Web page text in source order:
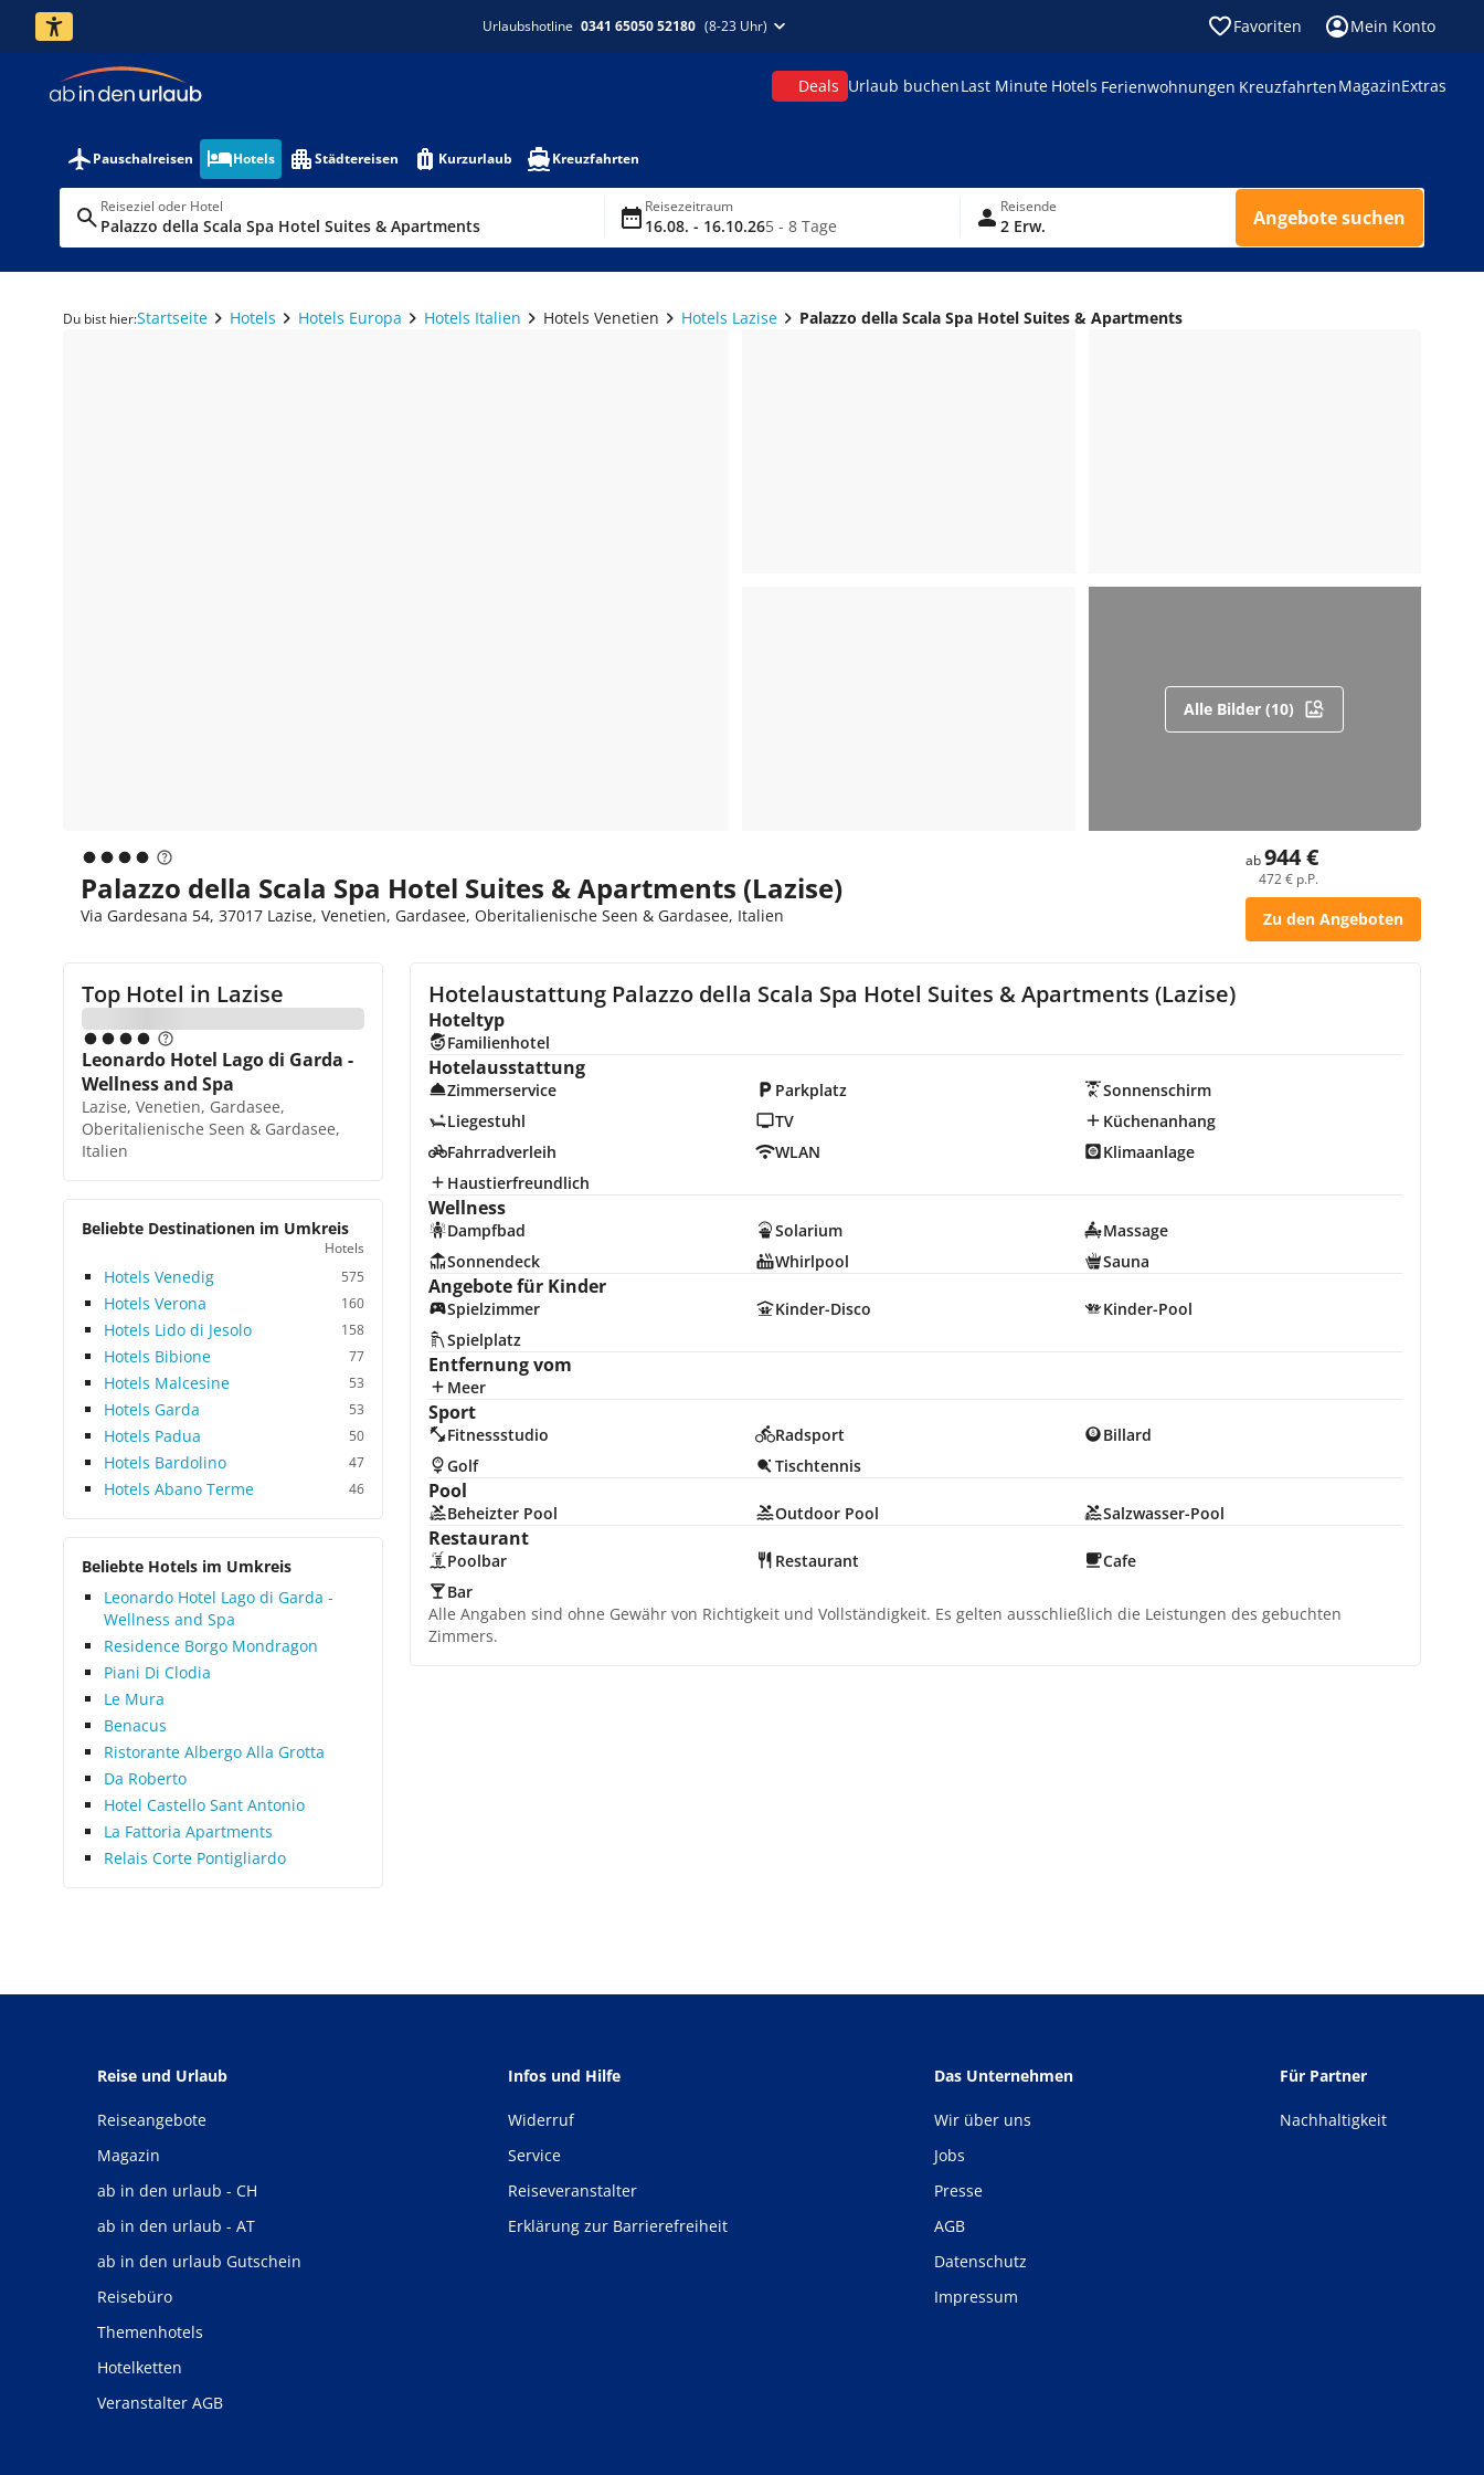
Urlaubshotline 0341 65050 52180 (8-23 Uhr) Favoriten Mein Konto
Deals Urlaub buchenLast Minute Hotels Ferienwohnungen KreuzfahrtenMagazinExtras
Pauschalreisen Hotels Städtereisen Kurzurlaub Kreuzfahrten
Reiseziel oder Hotel
Palazzo della Scala Spa Hotel Suites & Apartments
Reisezeitraum
16.08. - 16.10.265 - 8 Tage
Reisende
2 Erw. Angebote suchen
Du bist hier:Startseite Hotels Hotels Europa Hotels Italien Hotels Venetien Hotels Lazise Palazzo della Scala Spa Hotel Suites & Apartments
Alle Bilder (10)
Palazzo della Scala Spa Hotel Suites & Apartments (Lazise)
Via Gardesana 54, 37017 Lazise, Venetien, Gardasee, Oberitalienische Seen & Gardasee, Italien
ab944 €
472 € p.P.
Zu den Angeboten
Top Hotel in Lazise
Leonardo Hotel Lago di Garda -
Wellness and Spa
Lazise, Venetien, Gardasee,
Oberitalienische Seen & Gardasee,
Italien
Beliebte Destinationen im Umkreis
Hotels
Hotels Venedig 575
Hotels Verona 160
Hotels Lido di Jesolo 158
Hotels Bibione 77
Hotels Malcesine 53
Hotels Garda 53
Hotels Padua 50
Hotels Bardolino 47
Hotels Abano Terme 46
Beliebte Hotels im Umkreis
Leonardo Hotel Lago di Garda -
Wellness and Spa
Residence Borgo Mondragon
Piani Di Clodia
Le Mura
Benacus
Ristorante Albergo Alla Grotta
Da Roberto
Hotel Castello Sant Antonio
La Fattoria Apartments
Relais Corte Pontigliardo
Hotelaustattung Palazzo della Scala Spa Hotel Suites & Apartments (Lazise)
Hoteltyp
Familienhotel
Hotelausstattung
Zimmerservice Parkplatz
Sonnenschirm
Liegestuhl
TV
Küchenanhang
Fahrradverleih
WLAN
Klimaanlage
Haustierfreundlich
Wellness
Dampfbad Solarium
Massage
Sonnendeck
Whirlpool Sauna
Angebote für Kinder
Spielzimmer Kinder-Disco
Kinder-Pool
Spielplatz
Entfernung vom
Meer
Sport
Fitnessstudio Radsport
Billard
Golf
Tischtennis
Pool
Beheizter Pool Outdoor Pool Salzwasser-Pool
Restaurant
Poolbar Restaurant
Cafe
Bar
Alle Angaben sind ohne Gewähr von Richtigkeit und Vollständigkeit. Es gelten ausschließlich die Leistungen des gebuchten
Zimmers.
Reise und Urlaub
Reiseangebote
Magazin
ab in den urlaub - CH
ab in den urlaub - AT
ab in den urlaub Gutschein
Reisebüro
Themenhotels
Hotelketten
Veranstalter AGB
Infos und Hilfe
Widerruf
Service
Reiseveranstalter
Erklärung zur Barrierefreiheit
Das Unternehmen
Wir über uns
Jobs
Presse
AGB
Datenschutz
Impressum
Für Partner
Nachhaltigkeit